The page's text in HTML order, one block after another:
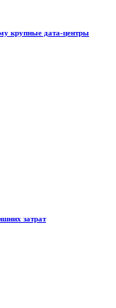
крупные дата-центры
затрат